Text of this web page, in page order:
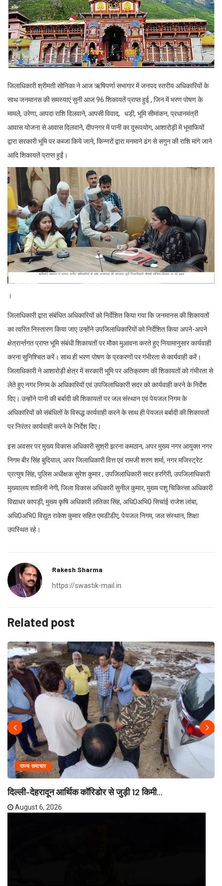
जिलाधिकारी श्रीमती सोनिका ने आज ऋषिपर्णा सभागार में जनपद स्तरीय अधिकारियों के
साथ जनमानस की समस्याएं सुनी आज 96 शिकायतें प्राप्त हुई , जिन में भरण पोषण के
मामले, उरेणा, आपदा राशि दिलवाने, आपसी विवाद, धड़ी, भूमि सीमांकन, प्रधानमंत्री
आवास योजना से आवास दिलवाने, दीपनगर में पानी का दुरूपयोग, आशारोड़ी में भूमाफियों
द्वारा सरकारी भूमि पर कब्जा किये जाने, किन्नरों द्वारा मनमाने ढंग से सगुन की राशि मांगे जाने
आदि शिकायतें प्राप्त हुईं।
।
जिलाधिकारी द्वारा संबंधित अधिकारियों को निर्देशित किया गया कि जनमानस की शिकायतों
का त्वरित निस्तारण किया जाए उन्होंने उपजिलाधिकारियों को निर्देशित किया अपने-अपने
क्षेत्रार्न्तगत प्राप्त भूमि संबंधी शिकायतों पर मौका मुआवना करते हुए नियामानुसार कार्यवाही
करना सुनिश्चित करें। साथ ही भरण पोषण के प्रकरणों पर गंभीरता से कार्यवाही करें।
जिलाधिकारी ने आशारोड़ी क्षेत्र में सरकारी भूमि पर अतिक्रमण की शिकायतों को गंभीरता से
लेते हुए नगर निगम के अधिकारियों एवं उपजिलाधिकारी सदर को कार्यवाही करने के निर्देश
दिए। उन्होंने पानी की बर्बादी की शिकायतों पर जल संस्थान एवं पेयजल निगम के
अधिकारियों को संबंधितों के विरूद्ध कार्यवाही करने के साथ ही पेयजल बर्बादी की शिकायतों
पर निरंतर कार्यवाही करने के निर्देश दिए।
इस अवसर पर मुख्य विकास अधिकारी सुश्री झरना कमठान, अपर मुख्य नगर आयुक्त नगर
निगम बीर सिंह बुदियाल, अपर जिलाधिकारी वित्त एवं रामजी शरण शर्मा, नगर मजिस्ट्रेट
प्रत्युष सिंह, पुलिस अधीक्षक सुरेश कुमार , उपजिलाधिकारी सदर हरगिरी, उपजिलाधिकारी
मुख्यालय शालिनी नेगी, जिला विकास अधिकारी सुनील कुमार, मुख्य पशु चिकित्सा अधिकारी
विद्याधर कापड़ी, मुख्य कृषि अधिकारी लतिका सिंह, अधि0अभि0 सिचांई राजेश लांबा,
अधि0अभि0 विद्युत राकेश कुमार सहित एमडीडीए, पेयजल निगम, जल संस्थान, शिक्षा
उपस्थित रहे।
Rakesh Sharma
https://swastik-mail.in
Related post
राज्य समाचार
दिल्ली-देहरादून आर्थिक कॉरिडोर से जुड़ी 12 किमी...
August 6, 2026